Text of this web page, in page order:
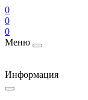
0
0
0
Меню
Информация